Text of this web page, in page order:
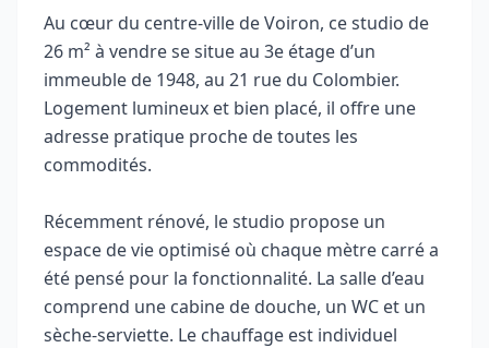
Au cœur du centre-ville de Voiron, ce studio de
26 m² à vendre se situe au 3e étage d’un
immeuble de 1948, au 21 rue du Colombier.
Logement lumineux et bien placé, il offre une
adresse pratique proche de toutes les
commodités.
Récemment rénové, le studio propose un
espace de vie optimisé où chaque mètre carré a
été pensé pour la fonctionnalité. La salle d’eau
comprend une cabine de douche, un WC et un
sèche-serviette. Le chauffage est individuel